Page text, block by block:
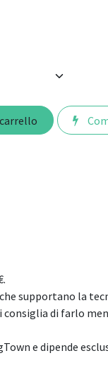
supportano la
consiglia di farlo
e dipende